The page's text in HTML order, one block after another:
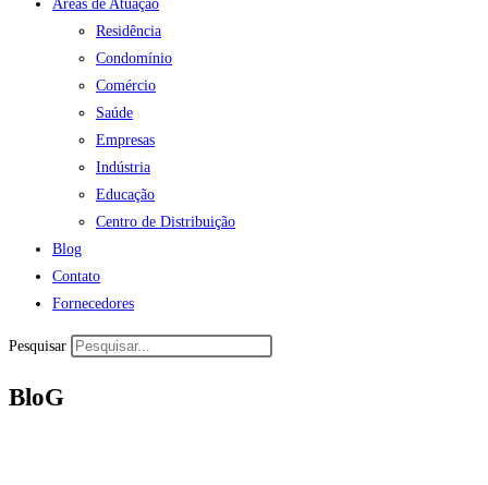
Áreas de Atuação
Residência
Condomínio
Comércio
Saúde
Empresas
Indústria
Educação
Centro de Distribuição
Blog
Contato
Fornecedores
Pesquisar
BloG